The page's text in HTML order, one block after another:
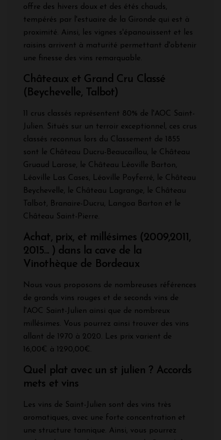
offre des hivers doux et des étés chauds,
tempérés par l'estuaire de la Gironde qui est à
proximité. Ainsi, les vignes s'épanouissent et les
raisins arrivent à maturité permettant d'obtenir
une finesse des vins remarquable.
Châteaux et Grand Cru Classé
(Beychevelle, Talbot)
11 crus classés représentent 80% de l'AOC Saint-
Julien. Situés sur un terroir exceptionnel, ces crus
classés reconnus lors du Classement de 1855
sont le Château Ducru-Beaucaillou, le Château
Gruaud Larose, le Château Léoville Barton,
Léoville Las Cases, Léoville Poyferré, le Château
Beychevelle, le Château Lagrange, le Château
Talbot, Branaire-Ducru, Langoa Barton et le
Château Saint-Pierre.
Achat, prix, et millésimes (2009,2011,
2015... ) dans la cave de la
Vinothèque de Bordeaux
Nous vous proposons de nombreuses références
de grands vins rouges et de seconds vins de
l'AOC Saint-Julien ainsi que de nombreux
millésimes. Vous pourrez ainsi trouver des vins
allant de 1970 à 2020. Les prix varient de
16,00€ à 1290,00€.
Quel plat avec un st julien ? Accords
mets et vins
Les vins de Saint-Julien sont des vins très
aromatiques, avec une forte concentration et
une structure tannique. Ainsi, vous pourrez